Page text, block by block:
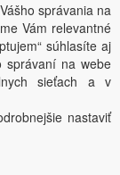
r.o.2026
správania na
Vám relevantné
súhlasíte aj
správaní na webe
sieťach a v
nastaviť